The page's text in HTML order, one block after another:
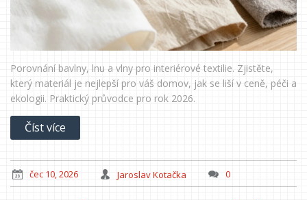
Porovnání bavlny, lnu a vlny pro interiérové textilie. Zjistěte,
který materiál je nejlepší pro váš domov, jak se liší v ceně, péči a
ekologii. Praktický průvodce pro rok 2026.
Číst více
čec 10, 2026 Jaroslav Kotačka 0